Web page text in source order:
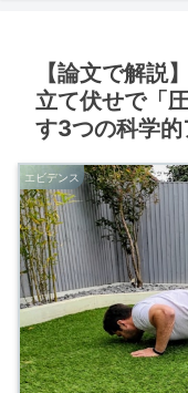
【論文で解説
立て伏せで「
す3つの科学
エビデンス